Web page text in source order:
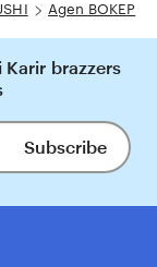
Agen BOKEP
Karir brazzers
Subscribe